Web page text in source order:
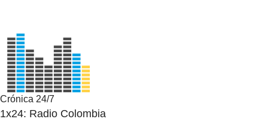
Crónica 24/7
1x24: Radio Colombia